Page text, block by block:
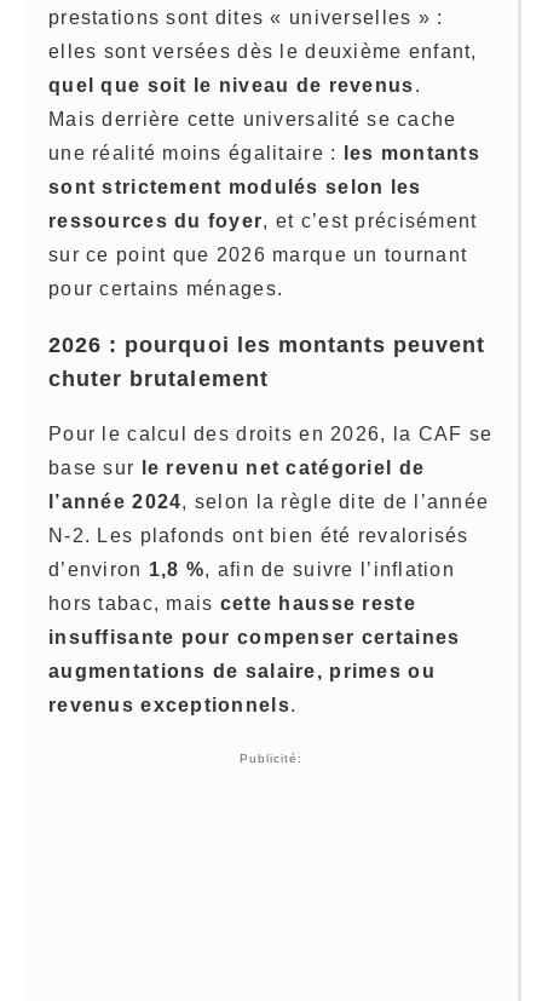
prestations sont dites « universelles » :
elles sont versées dès le deuxième enfant,
quel que soit le niveau de revenus.
Mais derrière cette universalité se cache
une réalité moins égalitaire :
les montants
sont strictement modulés selon les
ressources du foyer, et c’est précisément
sur ce point que 2026 marque un tournant
pour certains ménages.
2026 : pourquoi les montants peuvent
chuter brutalement
Pour le calcul des droits en 2026, la CAF se
base sur
le revenu net catégoriel de
l’année 2024, selon la règle dite de l’année
N-2. Les plafonds ont bien été revalorisés
d’environ 1,8 %, afin de suivre l’inflation
hors tabac, mais cette hausse reste
insuffisante pour compenser certaines
augmentations de salaire, primes ou
revenus exceptionnels.
Publicité: